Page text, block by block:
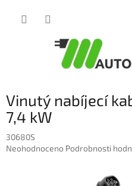
Vinutý nabíjecí
7,4 kW
30680S
Průměrné
Neohodnoceno Podrobnosti